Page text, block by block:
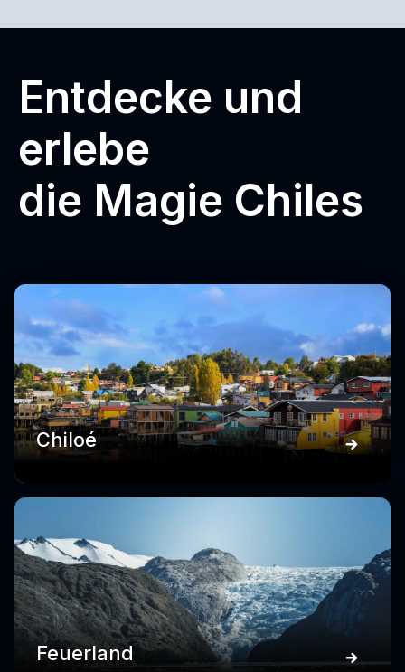
Entdecke und
erlebe
die Magie Chiles
Chiloé
Feuerland